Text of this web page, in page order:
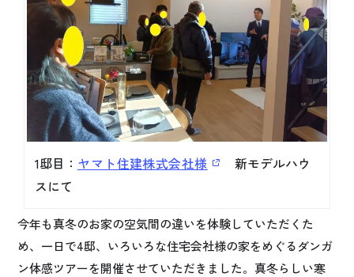
1邸目： ヤマト住建株式会社様
新モデルハウ
スにて
今年も真冬のお家の空気間の違いを体験していただくた
め、一日で4邸、いろいろな住宅会社様の家をめぐるダンガ
ン体感ツアーを開催させていただきました。真冬らしい寒